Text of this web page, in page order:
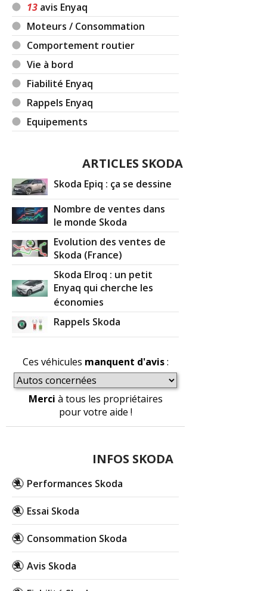
13 avis Enyaq
Moteurs / Consommation
Comportement routier
Vie à bord
Fiabilité Enyaq
Rappels Enyaq
Equipements
ARTICLES SKODA
Skoda Epiq : ça se dessine
Nombre de ventes dans
le monde Skoda
Evolution des ventes de
Skoda (France)
Skoda Elroq : un petit
Enyaq qui cherche les
économies
Rappels Skoda
Ces véhicules manquent d'avis:
Merci à tous les propriétaires
pour votre aide !
INFOS SKODA
Performances Skoda
Essai Skoda
Consommation Skoda
Avis Skoda